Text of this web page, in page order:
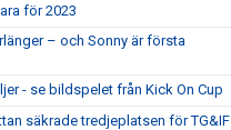
för 2023
– och Sonny är första
- se bildspelet från Kick On Cup
säkrade tredjeplatsen för TG&IF